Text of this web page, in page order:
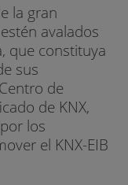
la gran
avalados
que constituya
sus
de
de KNX,
los
el KNX-EIB